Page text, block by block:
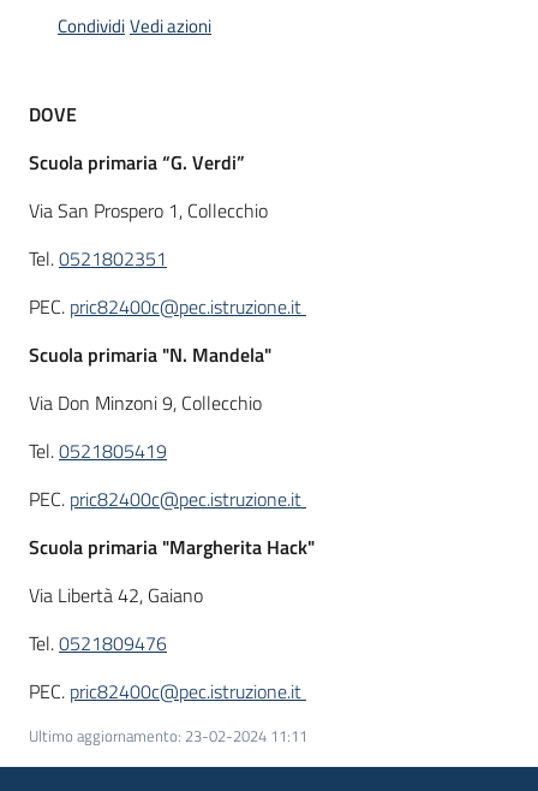
famiglie
Informazioni
CondividiVedi azioni
DOVE
Scuola primaria “G. Verdi”
Via San Prospero 1, Collecchio
Tel.0521802351
PEC. pric82400c@pec.istruzione.it
Scuola primaria "N. Mandela"
Via Don Minzoni 9, Collecchio
Tel.0521805419
PEC. pric82400c@pec.istruzione.it
Scuola primaria "Margherita Hack"
Via Libertà 42, Gaiano
Tel.0521809476
PEC. pric82400c@pec.istruzione.it
Ultimo aggiornamento: 23-02-2024 11:11